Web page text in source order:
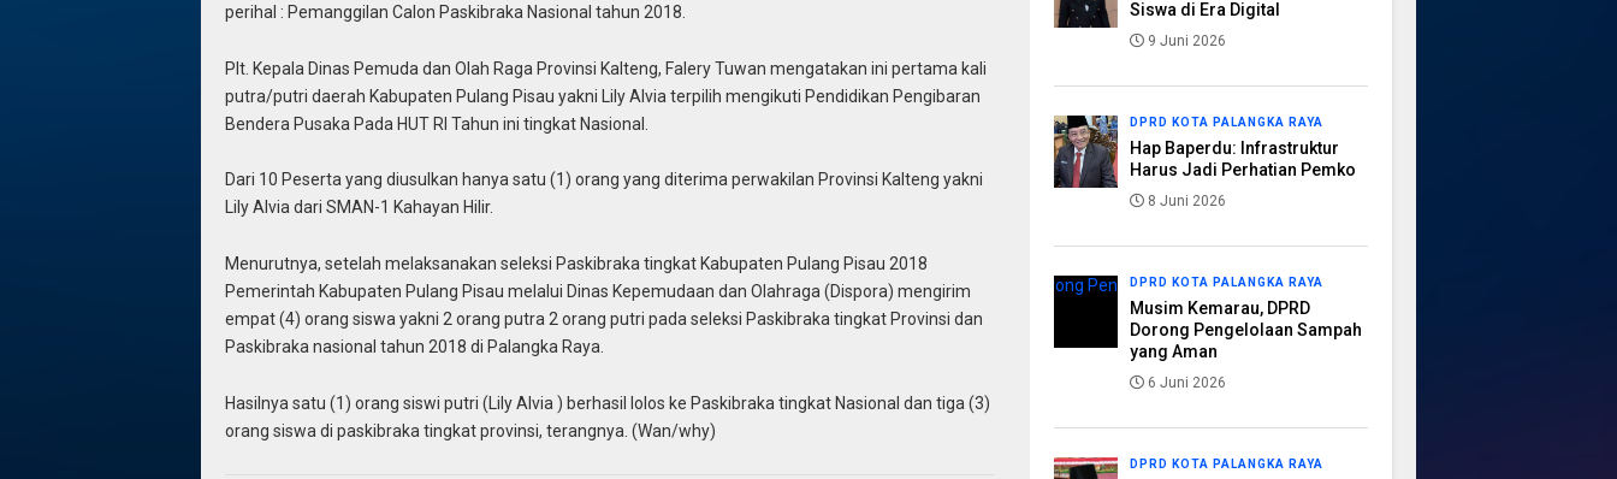
perihal : Pemanggilan Calon Paskibraka Nasional tahun 2018.
Plt. Kepala Dinas Pemuda dan Olah Raga Provinsi Kalteng, Falery Tuwan mengatakan ini pertama kali
putra/putri daerah Kabupaten Pulang Pisau yakni Lily Alvia terpilih mengikuti Pendidikan Pengibaran
Bendera Pusaka Pada HUT RI Tahun ini tingkat Nasional.
Dari 10 Peserta yang diusulkan hanya satu (1) orang yang diterima perwakilan Provinsi Kalteng yakni
Lily Alvia dari SMAN-1 Kahayan Hilir.
Menurutnya, setelah melaksanakan seleksi Paskibraka tingkat Kabupaten Pulang Pisau 2018
Pemerintah Kabupaten Pulang Pisau melalui Dinas Kepemudaan dan Olahraga (Dispora) mengirim
empat (4) orang siswa yakni 2 orang putra 2 orang putri pada seleksi Paskibraka tingkat Provinsi dan
Paskibraka nasional tahun 2018 di Palangka Raya.
Hasilnya satu (1) orang siswi putri (Lily Alvia ) berhasil lolos ke Paskibraka tingkat Nasional dan tiga (3)
orang siswa di paskibraka tingkat provinsi, terangnya. (Wan/why)
Siswa di Era Digital
9 Juni 2026
DPRD KOTA PALANGKA RAYA
Hap Baperdu: Infrastruktur
Harus Jadi Perhatian Pemko
8 Juni 2026
DPRD KOTA PALANGKA RAYA
Musim Kemarau, DPRD
Dorong Pengelolaan Sampah
yang Aman
6 Juni 2026
DPRD KOTA PALANGKA RAYA